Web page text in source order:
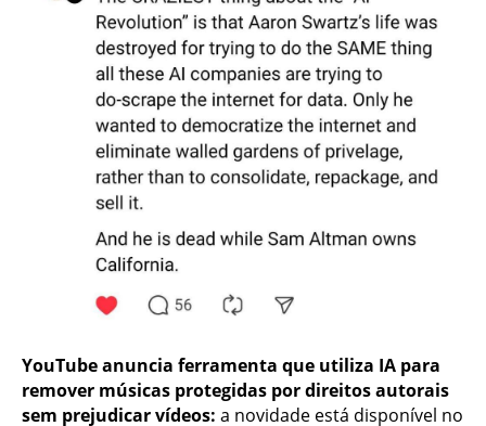
YouTube anuncia ferramenta que utiliza IA para
remover músicas protegidas por direitos autorais
sem prejudicar vídeos: a novidade está disponível no